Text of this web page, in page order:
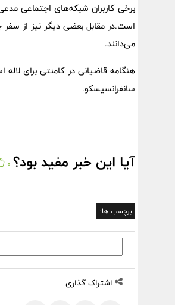
برخی کاربران شبکه‌های اجتماعی
است.در مقابل بعضی دیگر نیز از
می‌دانند.
هنگامه قاضیانی در کامنتی برای
سانفرانسیسکو.
آیا این خبر مفید بود؟ 0
برچسب ها:
اشتراک گذاری